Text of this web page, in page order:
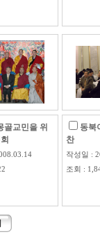
골교민을 위
동북
찬
작성일 :
조회 :